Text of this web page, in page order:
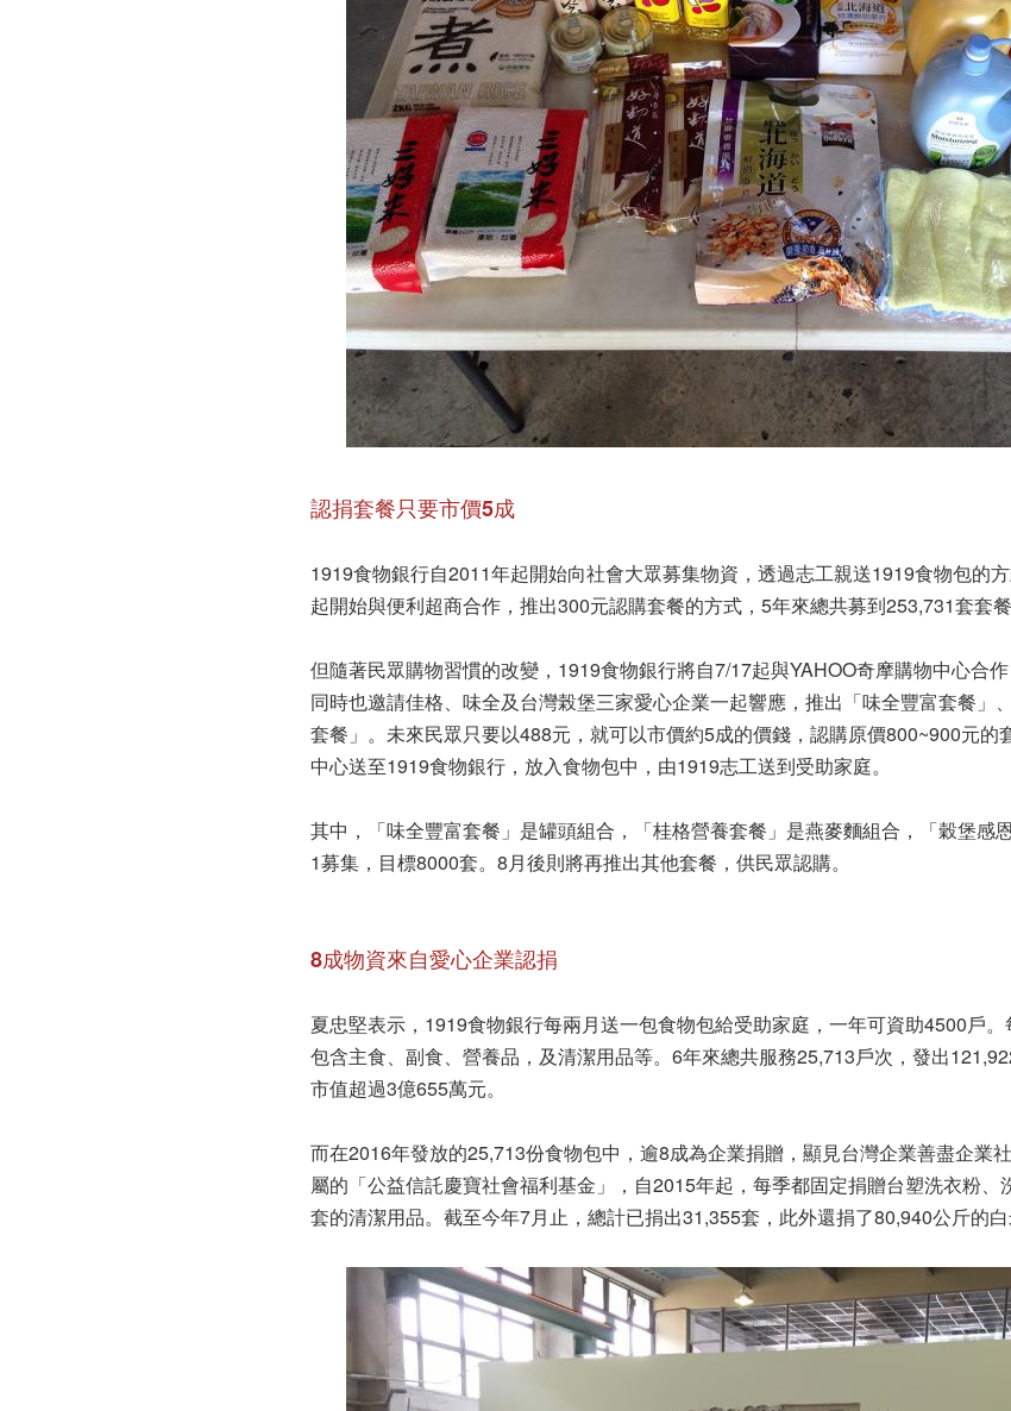
認捐套餐只要市價5成
1919食物銀行自2011年起開始向社會大眾募集物資，透過志工親送1919食物包的
起開始與便利超商合作，推出300元認購套餐的方式，5年來總共募到253,731套套餐
但隨著民眾購物習慣的改變，1919食物銀行將自7/17起與YAHOO奇摩購物中心合作
同時也邀請佳格、味全及台灣榖堡三家愛心企業一起響應，推出「味全豐富套餐」
套餐」。未來民眾只要以488元，就可以市價約5成的價錢，認購原價800~900元的
中心送至1919食物銀行，放入食物包中，由1919志工送到受助家庭。
其中，「味全豐富套餐」是罐頭組合，「桂格營養套餐」是燕麥麵組合，「穀堡感
1募集，目標8000套。8月後則將再推出其他套餐，供民眾認購。
8成物資來自愛心企業認捐
夏忠堅表示，1919食物銀行每兩月送一包食物包給受助家庭，一年可資助4500戶
包含主食、副食、營養品，及清潔用品等。6年來總共服務25,713戶次，發出
市值超過3億655萬元。
而在2016年發放的25,713份食物包中，逾8成為企業捐贈，顯見台灣企業善盡企業
屬的「公益信託慶寶社會福利基金」，自2015年起，每季都固定捐贈台塑洗衣粉、
套的清潔用品。截至今年7月止，總計已捐出31,355套，此外還捐了80,940公斤的白